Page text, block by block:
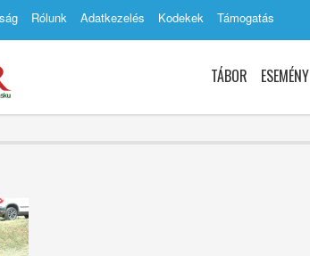
Rólunk Adatkezelés Kodekek Támogatás
TÁBOR ESEMÉNY